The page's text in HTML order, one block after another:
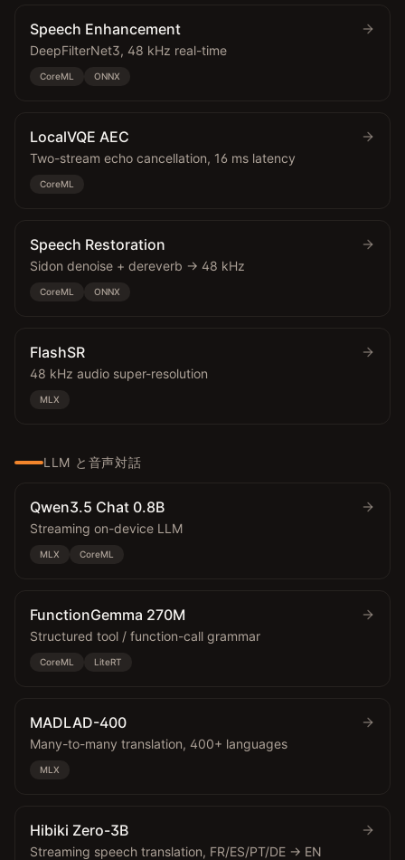
Speech Enhancement
DeepFilterNet3, 48 kHz real-time
CoreML ONNX
LocalVQE AEC
Two-stream echo cancellation, 16 ms latency
CoreML
Speech Restoration
Sidon denoise + dereverb → 48 kHz
CoreML ONNX
FlashSR
48 kHz audio super-resolution
MLX
LLM と音声対話
Qwen3.5 Chat 0.8B
Streaming on-device LLM
MLX CoreML
FunctionGemma 270M
Structured tool / function-call grammar
CoreML LiteRT
MADLAD-400
Many-to-many translation, 400+ languages
MLX
Hibiki Zero-3B
Streaming speech translation, FR/ES/PT/DE → EN